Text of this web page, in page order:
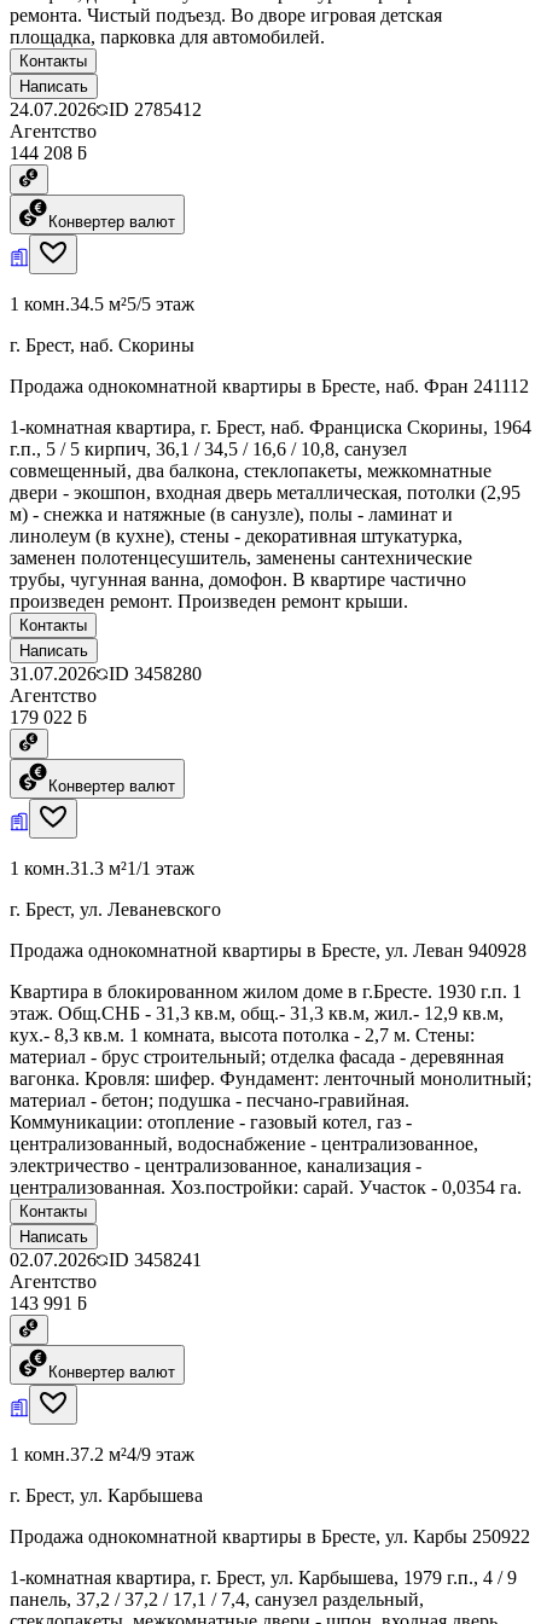
ремонта. Чистый подъезд. Во дворе игровая детская
площадка, парковка для автомобилей.
Контакты
Написать
24.07.2026 ID 2785412
Агентство
144 208 ƃ
Конвертер валют
1 комн.34.5 м²5/5 этаж
г. Брест, наб. Скорины
Продажа однокомнатной квартиры в Бресте, наб. Фран 241112
1-комнатная квартира, г. Брест, наб. Франциска Скорины, 1964
г.п., 5 / 5 кирпич, 36,1 / 34,5 / 16,6 / 10,8, санузел
совмещенный, два балкона, стеклопакеты, межкомнатные
двери - экошпон, входная дверь металлическая, потолки (2,95
м) - снежка и натяжные (в санузле), полы - ламинат и
линолеум (в кухне), стены - декоративная штукатурка,
заменен полотенцесушитель, заменены сантехнические
трубы, чугунная ванна, домофон. В квартире частично
произведен ремонт. Произведен ремонт крыши.
Контакты
Написать
31.07.2026 ID 3458280
Агентство
179 022 ƃ
Конвертер валют
1 комн.31.3 м²1/1 этаж
г. Брест, ул. Леваневского
Продажа однокомнатной квартиры в Бресте, ул. Леван 940928
Квартира в блокированном жилом доме в г.Бресте. 1930 г.п. 1
этаж. Общ.СНБ - 31,3 кв.м, общ.- 31,3 кв.м, жил.- 12,9 кв.м,
кух.- 8,3 кв.м. 1 комната, высота потолка - 2,7 м. Стены:
материал - брус строительный; отделка фасада - деревянная
вагонка. Кровля: шифер. Фундамент: ленточный монолитный;
материал - бетон; подушка - песчано-гравийная.
Коммуникации: отопление - газовый котел, газ -
централизованный, водоснабжение - централизованное,
электричество - централизованное, канализация -
централизованная. Хоз.постройки: сарай. Участок - 0,0354 га.
Контакты
Написать
02.07.2026 ID 3458241
Агентство
143 991 ƃ
Конвертер валют
1 комн.37.2 м²4/9 этаж
г. Брест, ул. Карбышева
Продажа однокомнатной квартиры в Бресте, ул. Карбы 250922
1-комнатная квартира, г. Брест, ул. Карбышева, 1979 г.п., 4 / 9
панель, 37,2 / 37,2 / 17,1 / 7,4, санузел раздельный,